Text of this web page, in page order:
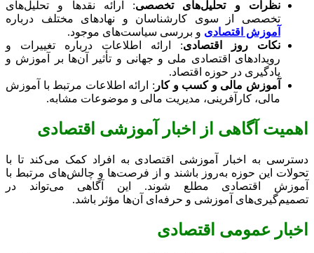
نظرات و تحلیل‌های تخصصی: ارائه نقدها و تحلیل‌های
تخصصی از سوی کارشناسان و نهادهای مختلف درباره
آموزش اقتصادی و بررسی سیاست‌های موجود.
نکات روز اقتصادی: ارائه اطلاعات درباره تغییرات و
رویدادهای اقتصادی ملی و جهانی و تأثیر آن‌ها بر آموزش و
یادگیری در حوزه اقتصاد.
آموزش مالی و کسب و کار : ارائه اطلاعات مرتبط با آموزش
مالی، کارآفرینی، مدیریت مالی و موضوعات مشابه.
اهمیت آگاهی از اخبار آموزشی اقتصادی
دسترسی به اخبار آموزشی اقتصادی به افراد کمک می‌کند تا با
تحولات این حوزه به‌روز باشند و از فرصت‌ها و چالش‌های مرتبط با
آموزش اقتصادی مطلع شوند. این آگاهی می‌تواند در
تصمیم‌گیری‌های آموزشی و حرفه‌ای آن‌ها مؤثر باشد.
اخبار عمومی اقتصادی